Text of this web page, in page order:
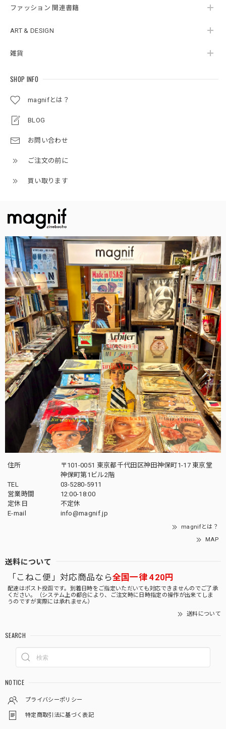
ファッション 関連書籍
ART & DESIGN
雑貨
SHOP INFO
magnifとは？
BLOG
お問い合わせ
ご注文の前に
買い取ります
住所
〒101-0051 東京都千代田区神田神保町1-17 東京堂
神保町第1ビル2階
TEL
03-5280-5911
営業時間
12:00-18:00
定休日
不定休
E-mail
info@magnif.jp
magnifとは？
MAP
送料について
「こねこ便」対応商品なら全国一律 420円
配達はポスト投函です。到着日時をご指定いただいても対応できませんのでご了承
ください。（システム上の都合により、ご注文時に日時指定の操作が出来てしま
うのですが実際には承れません）
送料について
SEARCH
NOTICE
プライバシーポリシー
特定商取引法に基づく表記